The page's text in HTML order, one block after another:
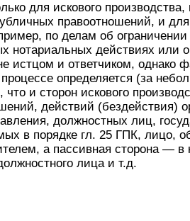
для искового
правоотношений, и для
по делам об
нотариальных действиях или
истцом и ответчиком, однако
определяется (за
и сторон искового
действий (бездействия)
должностных лиц,
в порядке гл. 25 ГПК, лицо,
а пассивная сторона — в
лица и т.д.